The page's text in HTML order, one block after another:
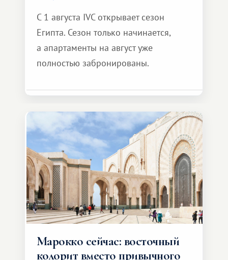
С 1 августа IVC открывает сезон
Египта. Сезон только начинается,
а апартаменты на август уже
полностью забронированы.
Марокко сейчас: восточный
колорит вместо привычного